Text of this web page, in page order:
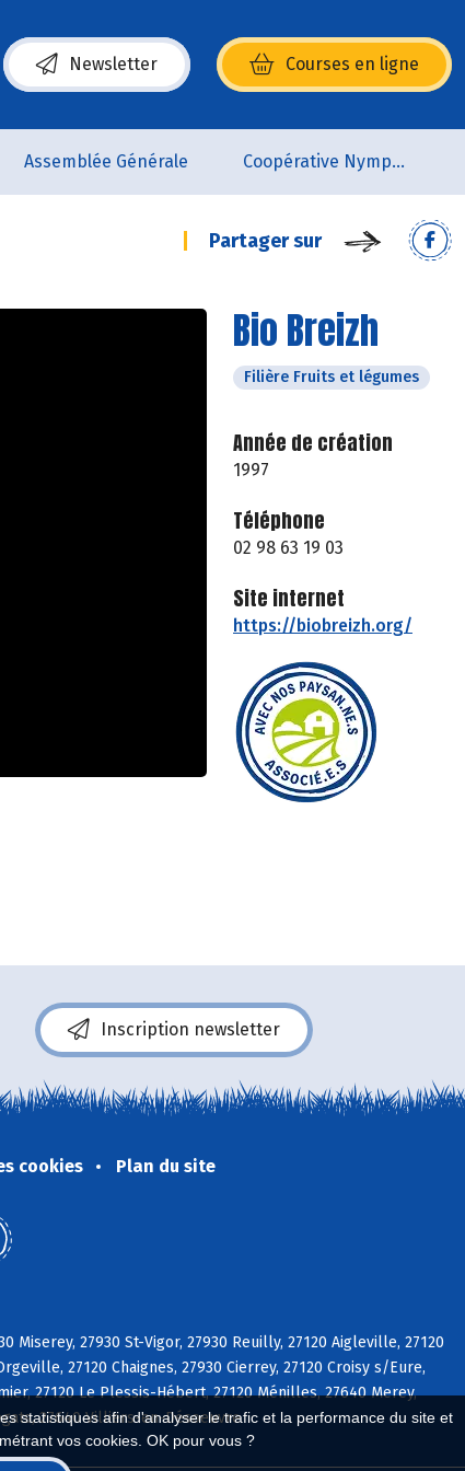
statistiques afin d'analyser le trafic et la performance du site et
vos cookies. OK pour vous ?
Newsletter Courses en ligne
(s’ouvre dans une nouvelle fenêtre)
Assemblée Générale Coopérative Nymphéa
Partager sur
Bio Breizh
Filière Fruits et légumes
Année de création
1997
Téléphone
02 98 63 19 03
Site internet
https://biobreizh.org/
Inscription newsletter
cookies Plan du site
Miserey, 27930 St-Vigor, 27930 Reuilly, 27120 Aigleville, 27120
27120 Chaignes, 27930 Cierrey, 27120 Croisy s/Eure,
27120 Le Plessis-Hébert, 27120 Ménilles, 27640 Merey,
27640 Villiers-en-Désoeuvre